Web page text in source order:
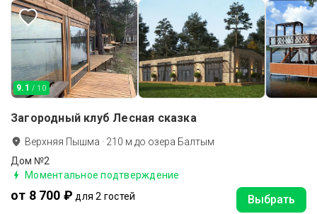
9.1 / 10
Загородный клуб Лесная сказка
Верхняя Пышма · 210 м до озера Балтым
Дом №2
Моментальное подтверждение
от 8 700 ₽ для 2 гостей Выбрать